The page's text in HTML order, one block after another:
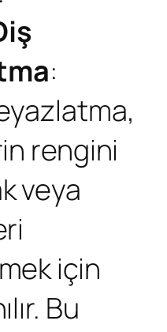
:
rengini
veya
için
Bu